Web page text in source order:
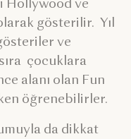
Hollywood ve
gösterilir. Yıl
ve
çocuklara
alanı olan Fun
öğrenebilirler.
da dikkat